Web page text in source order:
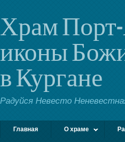
Храм
иконы
в Кургане
Радуйся Невесто
Главная О храме